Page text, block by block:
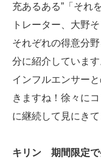
充あるある”「それ
トレーター、大野
それぞれの得意分
分に紹介していま
インフルエンサー
きますね！徐々に
に継続して見にき
キリン 期間限定で